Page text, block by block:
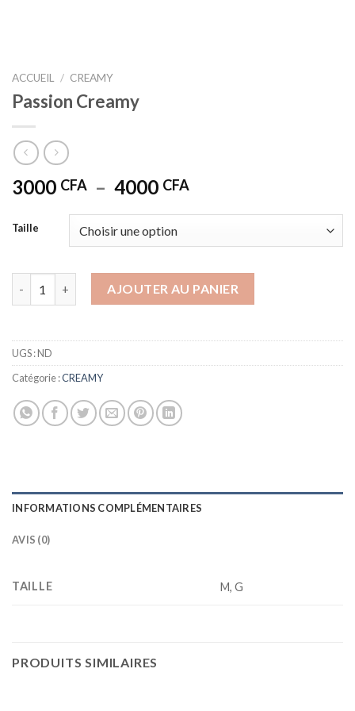
ACCUEIL / CREAMY
Passion Creamy
3000 CFA – 4000 CFAPlage
3000 CFA
4000 CFA
Taille
quantité de Passion CreamyAJOUTER AU PANIER
UGS :ND
Catégorie :CREAMY
INFORMATIONS COMPLÉMENTAIRES
AVIS (0)
TAILLE M, G
PRODUITS SIMILAIRES